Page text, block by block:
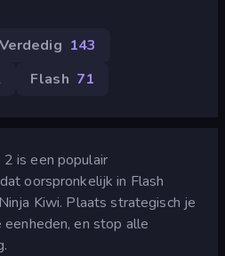
Verdedig 143
Flash 71
is een populair
oorspronkelijk in Flash
Kiwi. Plaats strategisch je
en stop alle